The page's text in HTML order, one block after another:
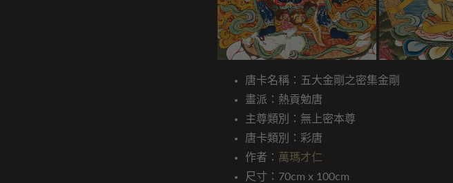
唐卡名稱：五大金剛之密集金剛
畫派：熱貢勉唐
主尊類別：無上密本尊
唐卡類別：彩唐
作者： 萬瑪才仁
尺寸：70cm x 100cm